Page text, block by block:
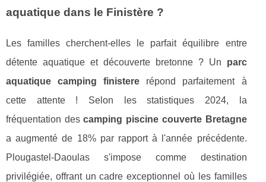
aquatique dans le Finistère ?
Les familles cherchent-elles le parfait équilibre entre
détente aquatique et découverte bretonne ? Un parc
aquatique camping finistere répond parfaitement à
cette attente ! Selon les statistiques 2024, la
fréquentation descamping piscine couverte Bretagne
a augmenté de 18% par rapport à l'année précédente.
Plougastel-Daoulas s'impose comme destination
privilégiée, offrant un cadre exceptionnel où les familles